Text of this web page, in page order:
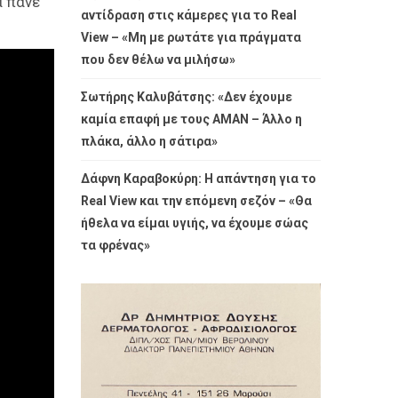
αντίδραση στις κάμερες για το Real
View – «Μη με ρωτάτε για πράγματα
που δεν θέλω να μιλήσω»
Σωτήρης Καλυβάτσης: «Δεν έχουμε
καμία επαφή με τους ΑΜΑΝ – Άλλο η
πλάκα, άλλο η σάτιρα»
Δάφνη Καραβοκύρη: Η απάντηση για το
Real View και την επόμενη σεζόν – «Θα
ήθελα να είμαι υγιής, να έχουμε σώας
τα φρένας»